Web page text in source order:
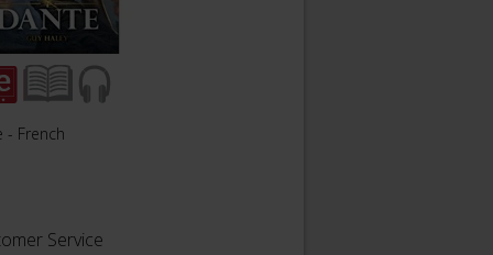
- French
Service